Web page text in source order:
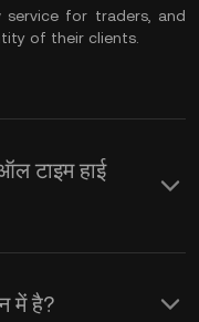
service for traders, and
of their clients.
टाइम हाई
में है?